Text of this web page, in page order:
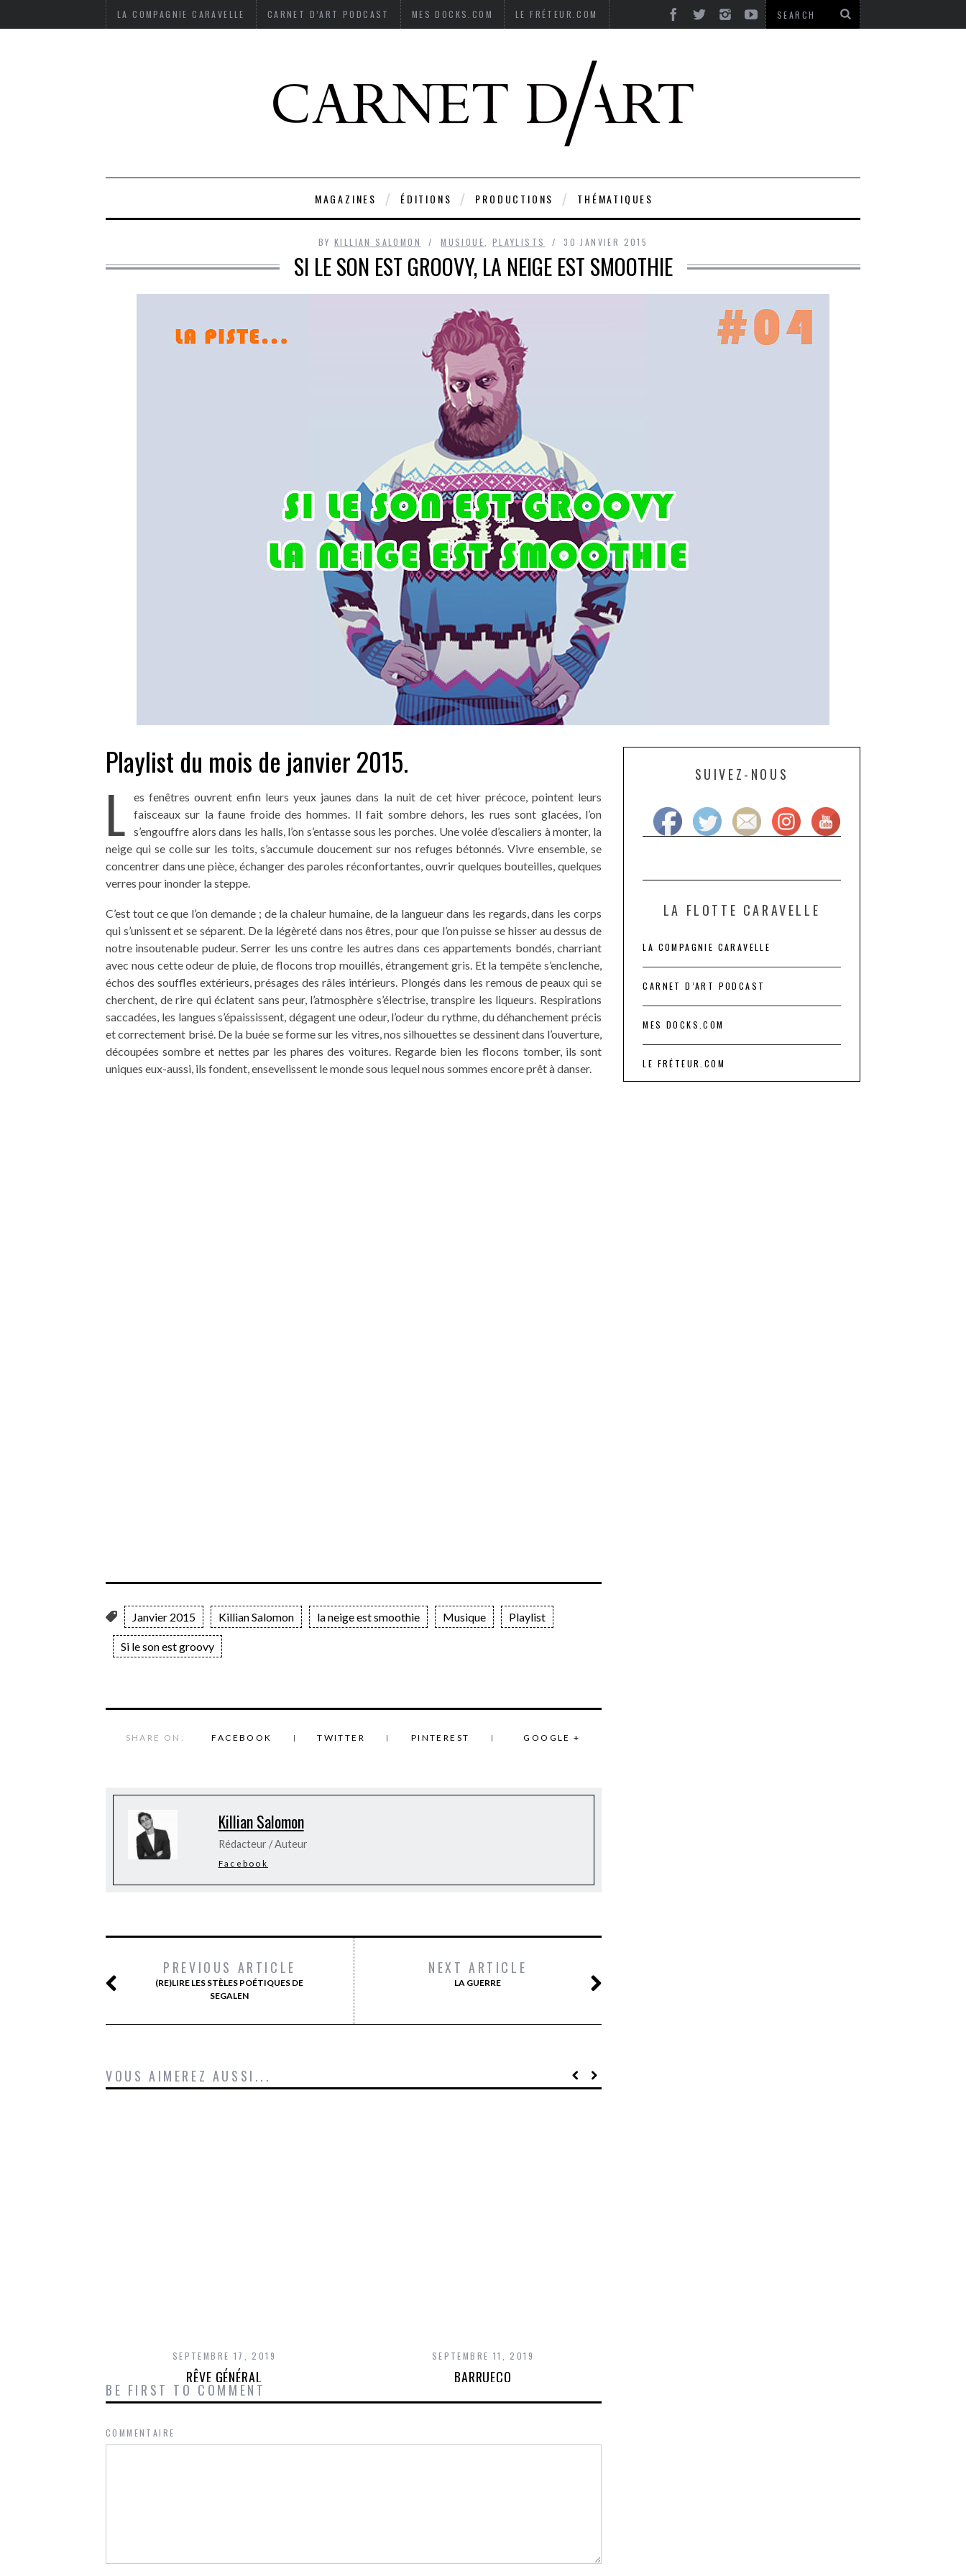
LA COMPAGNIE CARAVELLE CARNET D’ART PODCAST MES DOCKS.COM LE FRÉTEUR.COM
MAGAZINES ÉDITIONS PRODUCTIONS THÉMATIQUES
BY KILLIAN SALOMON MUSIQUE PLAYLISTS 30 JANVIER 2015
SI LE SON EST GROOVY, LA NEIGE EST SMOOTHIE
Playlist du mois de janvier 2015.
L
es fenêtres ouvrent enfin leurs yeux jaunes dans la nuit de cet hiver précoce, pointent leurs
faisceaux sur la faune froide des hommes. Il fait sombre dehors, les rues sont glacées, l’on
s’engouffre alors dans les halls, l’on s’entasse sous les porches. Une volée d’escaliers à monter, la
neige qui se colle sur les toits, s’accumule doucement sur nos refuges bétonnés. Vivre ensemble, se
concentrer dans une pièce, échanger des paroles réconfortantes, ouvrir quelques bouteilles, quelques
verres pour inonder la steppe.
C’est tout ce que l’on demande ; de la chaleur humaine, de la langueur dans les regards, dans les corps
qui s’unissent et se séparent. De la légèreté dans nos êtres, pour que l’on puisse se hisser au dessus de
notre insoutenable pudeur. Serrer les uns contre les autres dans ces appartements bondés, charriant
avec nous cette odeur de pluie, de flocons trop mouillés, étrangement gris. Et la tempête s’enclenche,
échos des souffles extérieurs, présages des râles intérieurs. Plongés dans les remous de peaux qui se
cherchent, de rire qui éclatent sans peur, l’atmosphère s’électrise, transpire les liqueurs. Respirations
saccadées, les langues s’épaississent, dégagent une odeur, l’odeur du rythme, du déhanchement précis
et correctement brisé. De la buée se forme sur les vitres, nos silhouettes se dessinent dans l’ouverture,
découpées sombre et nettes par les phares des voitures. Regarde bien les flocons tomber, ils sont
uniques eux-aussi, ils fondent, ensevelissent le monde sous lequel nous sommes encore prêt à danser.
Janvier 2015 Killian Salomon la neige est smoothie Musique Playlist
Si le son est groovy
SHARE ON: FACEBOOK TWITTER PINTEREST GOOGLE +
Killian Salomon
Rédacteur / Auteur
Facebook
PREVIOUS ARTICLE
(RE)LIRE LES STÈLES POÉTIQUES DE
SEGALEN
NEXT ARTICLE
LA GUERRE
VOUS AIMEREZ AUSSI...
SEPTEMBRE 17, 2019
RÊVE GÉNÉRAL
SEPTEMBRE 11, 2019
BARRUECO
BE FIRST TO COMMENT
COMMENTAIRE
SUIVEZ-NOUS
LA FLOTTE CARAVELLE
LA COMPAGNIE CARAVELLE
CARNET D’ART PODCAST
MES DOCKS.COM
LE FRÉTEUR.COM